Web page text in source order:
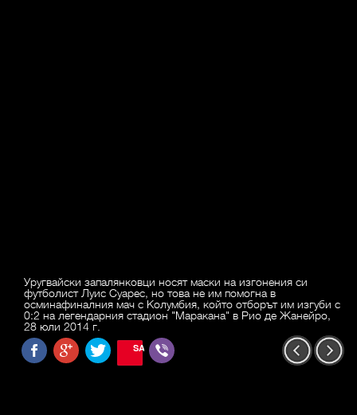
Уругвайски запалянковци носят маски на изгонения си
футболист Луис Суарес, но това не им помогна в
осминафиналния мач с Колумбия, който отборът им изгуби с
0:2 на легендарния стадион "Маракана" в Рио де Жанейро,
28 юли 2014 г.
SAVE